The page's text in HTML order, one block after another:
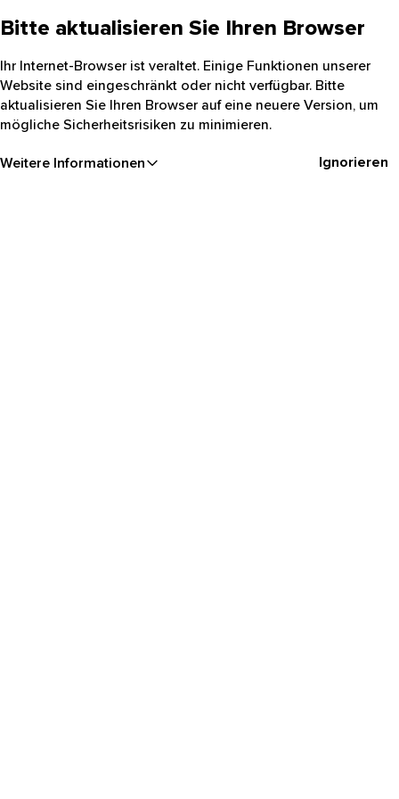
Bitte aktualisieren Sie Ihren Browser
Ihr Internet-Browser ist veraltet. Einige Funktionen unserer
Website sind eingeschränkt oder nicht verfügbar. Bitte
aktualisieren Sie Ihren Browser auf eine neuere Version, um
mögliche Sicherheitsrisiken zu minimieren.
Weitere Informationen Ignorieren